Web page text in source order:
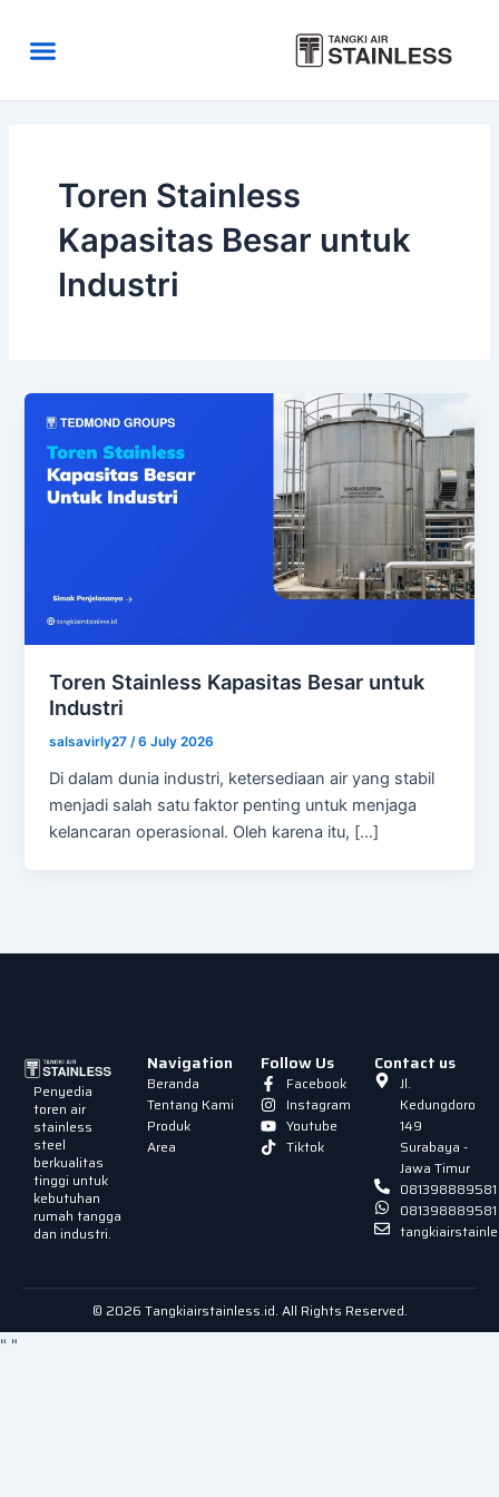
contentMenu
Toren Stainless
Kapasitas Besar untuk
Industri
Toren Stainless Kapasitas Besar untuk
Industri
salsavirly27/6 July 2026
Di dalam dunia industri, ketersediaan air yang stabil
menjadi salah satu faktor penting untuk menjaga
kelancaran operasional. Oleh karena itu, […]
Penyedia
toren air
stainless
steel
berkualitas
tinggi untuk
kebutuhan
rumah tangga
dan industri.
Navigation
Beranda
Tentang Kami
Produk
Area
Follow Us
Facebook
Instagram
Youtube
Tiktok
Contact us
Jl.
Kedungdoro
149
Surabaya -
Jawa Timur
081398889581
081398889581
© 2026 Tangkiairstainless.id. All Rights Reserved.
" "